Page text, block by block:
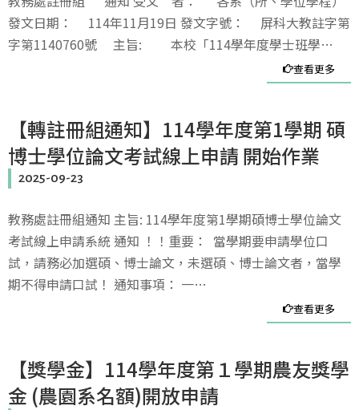
發文日期： 114年11月19日 發文字號： 屏科大教註字第
字第1140760號 主旨: 本校「114學年度學士班學…
查看更多
【轉註冊組通知】114學年度第1學期 碩
博士學位論文考試線上申請 開始作業
2025-09-23
教務處註冊組通知 主旨: 114學年度第1學期碩博士學位論文
考試線上申請系統 通知 ！！重要： 當學期要申請學位口
試，請務必加選碩、博士論文，未選碩、博士論文者，當學
期不得申請口試！ 通知事項： 一…
查看更多
【獎學金】114學年度第１學期農友獎學
金 (農園系名額)開放申請